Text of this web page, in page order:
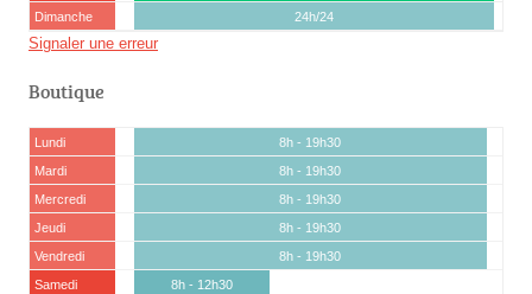
Dimanche
24h/24
Signaler une erreur
Boutique
Lundi
8h - 19h30
Mardi
8h - 19h30
Mercredi
8h - 19h30
Jeudi
8h - 19h30
Vendredi
8h - 19h30
Samedi
8h - 12h30